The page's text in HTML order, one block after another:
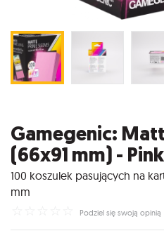
Gamegenic:
(66x91 mm) -
100 koszulek pasujących na
mm
Podziel się swoją opinią